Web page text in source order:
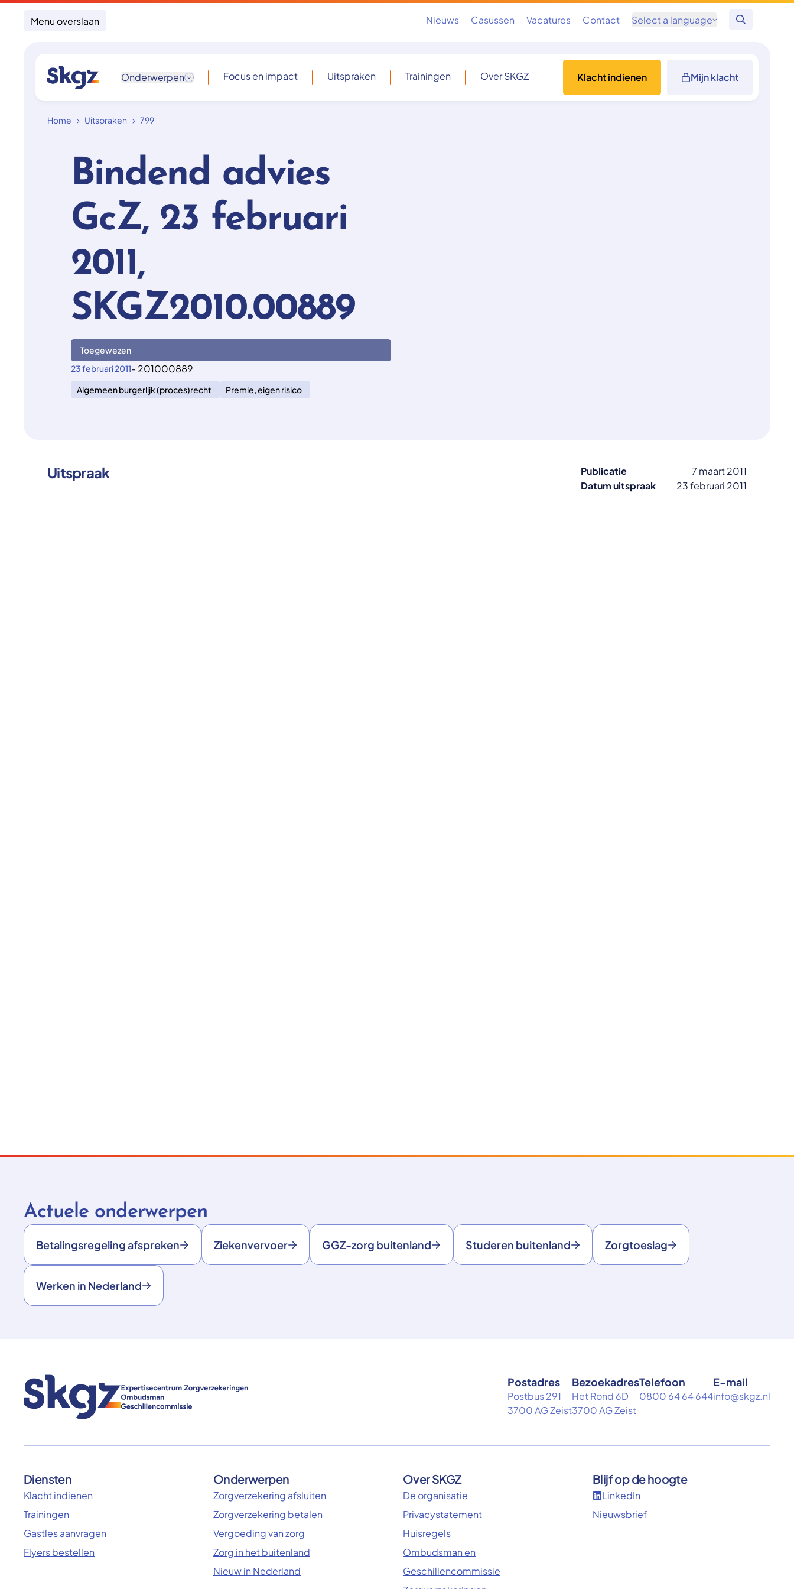
Menu overslaan Nieuws Casussen Vacatures Contact Select a language
Zoeken
Onderwerpen Focus en impact Uitspraken Trainingen Over SKGZ Klacht indienen Mijn klacht
Home Uitspraken 799
Bindend advies
GcZ, 23 februari
2011,
SKGZ2010.00889
Toegewezen
23 februari 2011- 201000889
Algemeen burgerlijk (proces)recht Premie, eigen risico
Uitspraak Publicatie
7 maart 2011
Datum uitspraak
23 februari 2011
Actuele onderwerpen
Betalingsregeling afspreken Ziekenvervoer GGZ-zorg buitenland Studeren buitenland Zorgtoeslag
Werken in Nederland
Postadres
Postbus 291
3700 AG Zeist
Bezoekadres
Het Rond 6D
3700 AG Zeist
Telefoon
0800 64 64 644
E-mail
info@skgz.nl
Diensten
Klacht indienen
Trainingen
Gastles aanvragen
Flyers bestellen
Onderwerpen
Zorgverzekering afsluiten
Zorgverzekering betalen
Vergoeding van zorg
Zorg in het buitenland
Nieuw in Nederland
Over SKGZ
De organisatie
Privacystatement
Huisregels
Ombudsman en
Geschillencommissie
Blijf op de hoogte
LinkedIn
Nieuwsbrief